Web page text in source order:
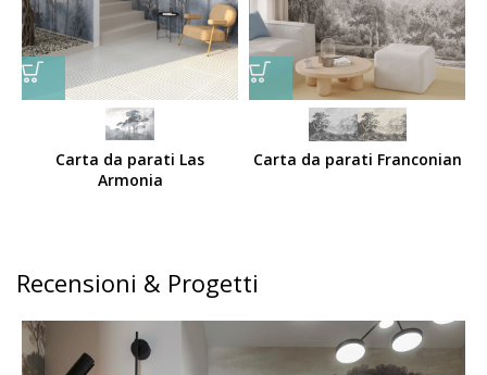
Carta da parati Las
Armonia
Carta da parati Franconian
Recensioni & Progetti